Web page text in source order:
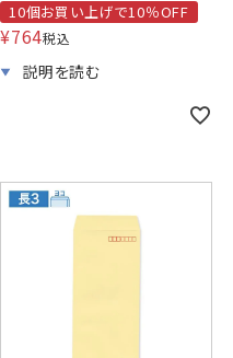
10個お買い上げで10％OFF
¥764税込